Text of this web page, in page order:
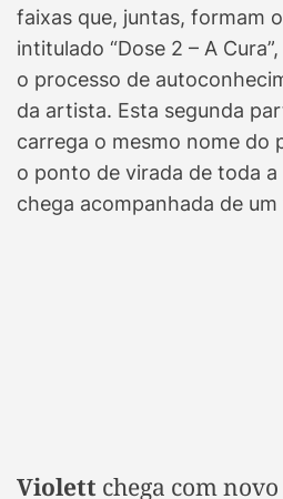
faixas que, juntas, formam
intitulado “Dose 2 – A
o processo de
da artista. Esta segunda
carrega o mesmo nome do
o ponto de virada de toda
chega acompanhada de
Violett chega com